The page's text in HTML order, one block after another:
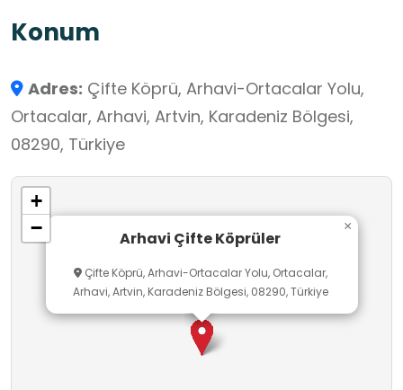
yapıları ve sınırlı genişlikleri nedeniyle köprüler
yollar ise köprünün biraz yukarısına inşa
edilmiştir.
Konum
Adres: Çifte Köprü, Arhavi-Ortacalar Yolu,
Ortacalar, Arhavi, Artvin, Karadeniz Bölgesi,
08290, Türkiye
Arhavi Çifte Köprüler
Çifte Köprü, Arhavi-Ortacalar Yolu, Ortacalar,
Arhavi, Artvin, Karadeniz Bölgesi, 08290, Türkiye
×
+
−